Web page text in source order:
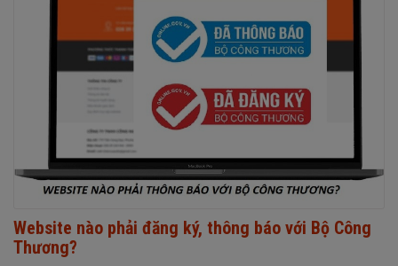
Website nào phải đăng ký, thông báo với Bộ Công
Thương?